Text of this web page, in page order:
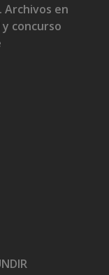
Archivos en
concurso